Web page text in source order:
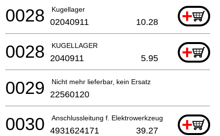
Kugellager +
0028 02040911 10.28
KUGELLAGER +
0028 2040911 5.95
Nicht mehr lieferbar, kein Ersatz
0029 22560120
Anschlussleitung f. Elektrowerkzeuge +
0030 4931624171 39.27